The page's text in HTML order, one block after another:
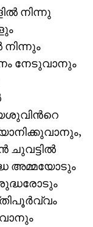
നിന്നു
നിന്നും
നേടുവാനും
ചുവട്ടിൽ
അമ്മയോടും